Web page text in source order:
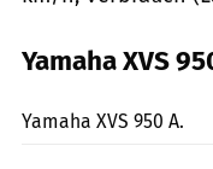
Yamaha XVS
Yamaha XVS 950 A.